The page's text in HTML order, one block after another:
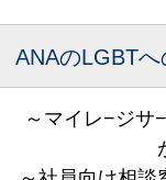
ANAのLGBT
～マイレ−ジサ